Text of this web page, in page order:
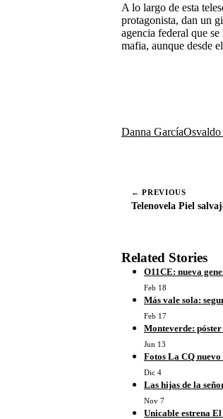
A lo largo de esta
protagonista, dan un
agencia federal que
mafia, aunque desde
a
n
Danna García
← PREVIOUS
Telenovela Piel
Related Stories
O11CE: nueva
Feb 18
Más vale sola:
Feb 17
Monteverde:
Jun 13
Fotos La CQ nuevo
Dic 4
Las hijas de la
Nov 7
Unicable estrena El